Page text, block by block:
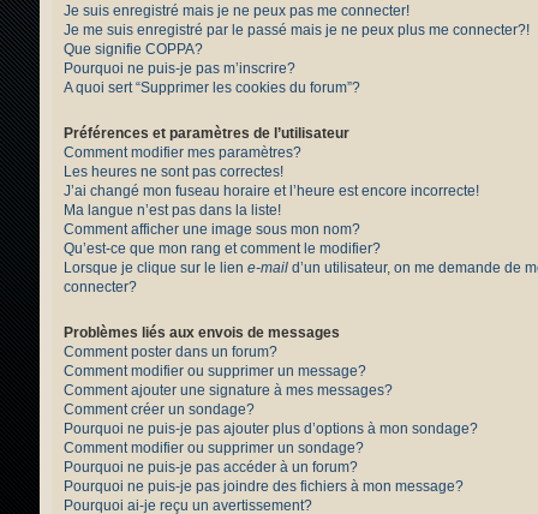
Je suis enregistré mais je ne peux pas me connecter!
Je me suis enregistré par le passé mais je ne peux plus me connecter?!
Que signifie COPPA?
Pourquoi ne puis-je pas m’inscrire?
A quoi sert “Supprimer les cookies du forum”?
Préférences et paramètres de l’utilisateur
Comment modifier mes paramètres?
Les heures ne sont pas correctes!
J’ai changé mon fuseau horaire et l’heure est encore incorrecte!
Ma langue n’est pas dans la liste!
Comment afficher une image sous mon nom?
Qu’est-ce que mon rang et comment le modifier?
Lorsque je clique sur le lien e-mail d’un utilisateur, on me demande de
connecter?
Problèmes liés aux envois de messages
Comment poster dans un forum?
Comment modifier ou supprimer un message?
Comment ajouter une signature à mes messages?
Comment créer un sondage?
Pourquoi ne puis-je pas ajouter plus d’options à mon sondage?
Comment modifier ou supprimer un sondage?
Pourquoi ne puis-je pas accéder à un forum?
Pourquoi ne puis-je pas joindre des fichiers à mon message?
Pourquoi ai-je reçu un avertissement?